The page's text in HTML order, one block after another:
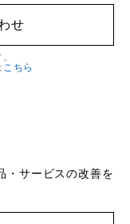
せ
こちら
・サービスの改善を